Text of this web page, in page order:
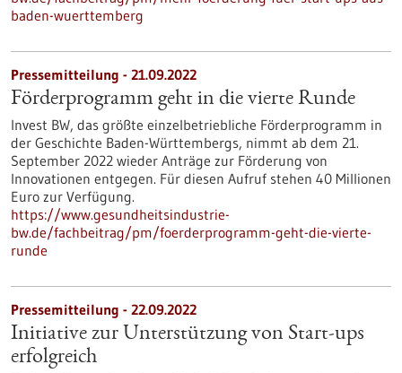
baden-wuerttemberg
Pressemitteilung - 21.09.2022
Förderprogramm geht in die vierte Runde
Invest BW, das größte einzelbetriebliche Förderprogramm in
der Geschichte Baden-Württembergs, nimmt ab dem 21.
September 2022 wieder Anträge zur Förderung von
Innovationen entgegen. Für diesen Aufruf stehen 40 Millionen
Euro zur Verfügung.
https://www.gesundheitsindustrie-
bw.de/fachbeitrag/pm/foerderprogramm-geht-die-vierte-
runde
Pressemitteilung - 22.09.2022
Initiative zur Unterstützung von Start-ups
erfolgreich